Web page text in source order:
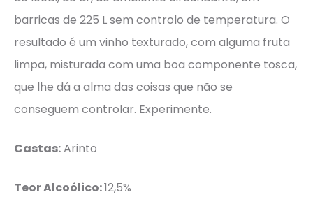
barricas de 225 L sem controlo de temperatura. O
resultado é um vinho texturado, com alguma fruta
limpa, misturada com uma boa componente tosca,
que lhe dá a alma das coisas que não se
conseguem controlar. Experimente.
Castas:Arinto
Teor Alcoólico:12,5%